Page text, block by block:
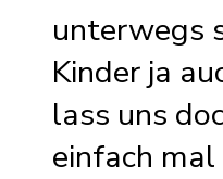
unterwegs
Kinder ja
lass uns
einfach mal